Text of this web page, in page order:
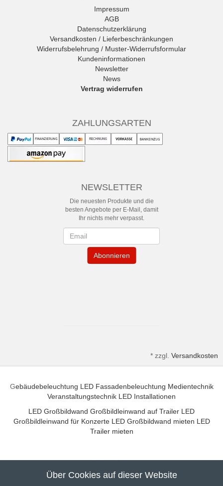
Impressum
AGB
Datenschutzerklärung
Versandkosten / Lieferbeschränkungen
Widerrufsbelehrung / Muster-Widerrufsformular
Kundeninformationen
Newsletter
News
Vertrag widerrufen
ZAHLUNGSARTEN
NEWSLETTER
Die neuesten Produkte und die
besten Angebote per E-Mail, damit
Ihr nichts mehr verpasst.
Abonnieren
* zzgl. Versandkosten
Gebäudebeleuchtung LED Fassadenbeleuchtung Medientechnik
Veranstaltungstechnik LED Installationen
LED Großbildwand Großbildleinwand auf Trailer LED
Großbildleinwand für Konzerte LED Großbildwand mieten LED
Trailer mieten
Über Cookies auf dieser Website